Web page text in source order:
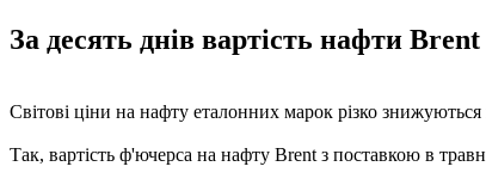
За десять днів вартість нафти
Світові ціни на нафту еталонних марок різко знижуються
Так, вартість ф'ючерса на нафту Brent з поставкою в